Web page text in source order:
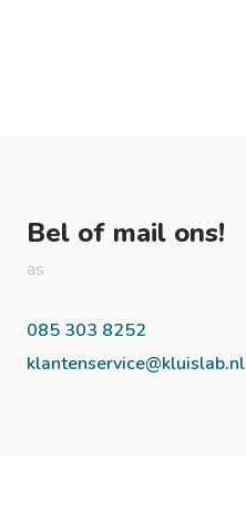
Bel of mail ons!
as
085 303 8252
klantenservice@kluislab.nl